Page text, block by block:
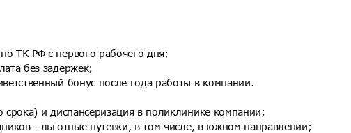
ТК РФ с первого рабочего дня;
без задержек;
бонус после года работы в компании.
и диспансеризация в поликлинике компании;
- льготные путевки, в том числе, в южном направлении;